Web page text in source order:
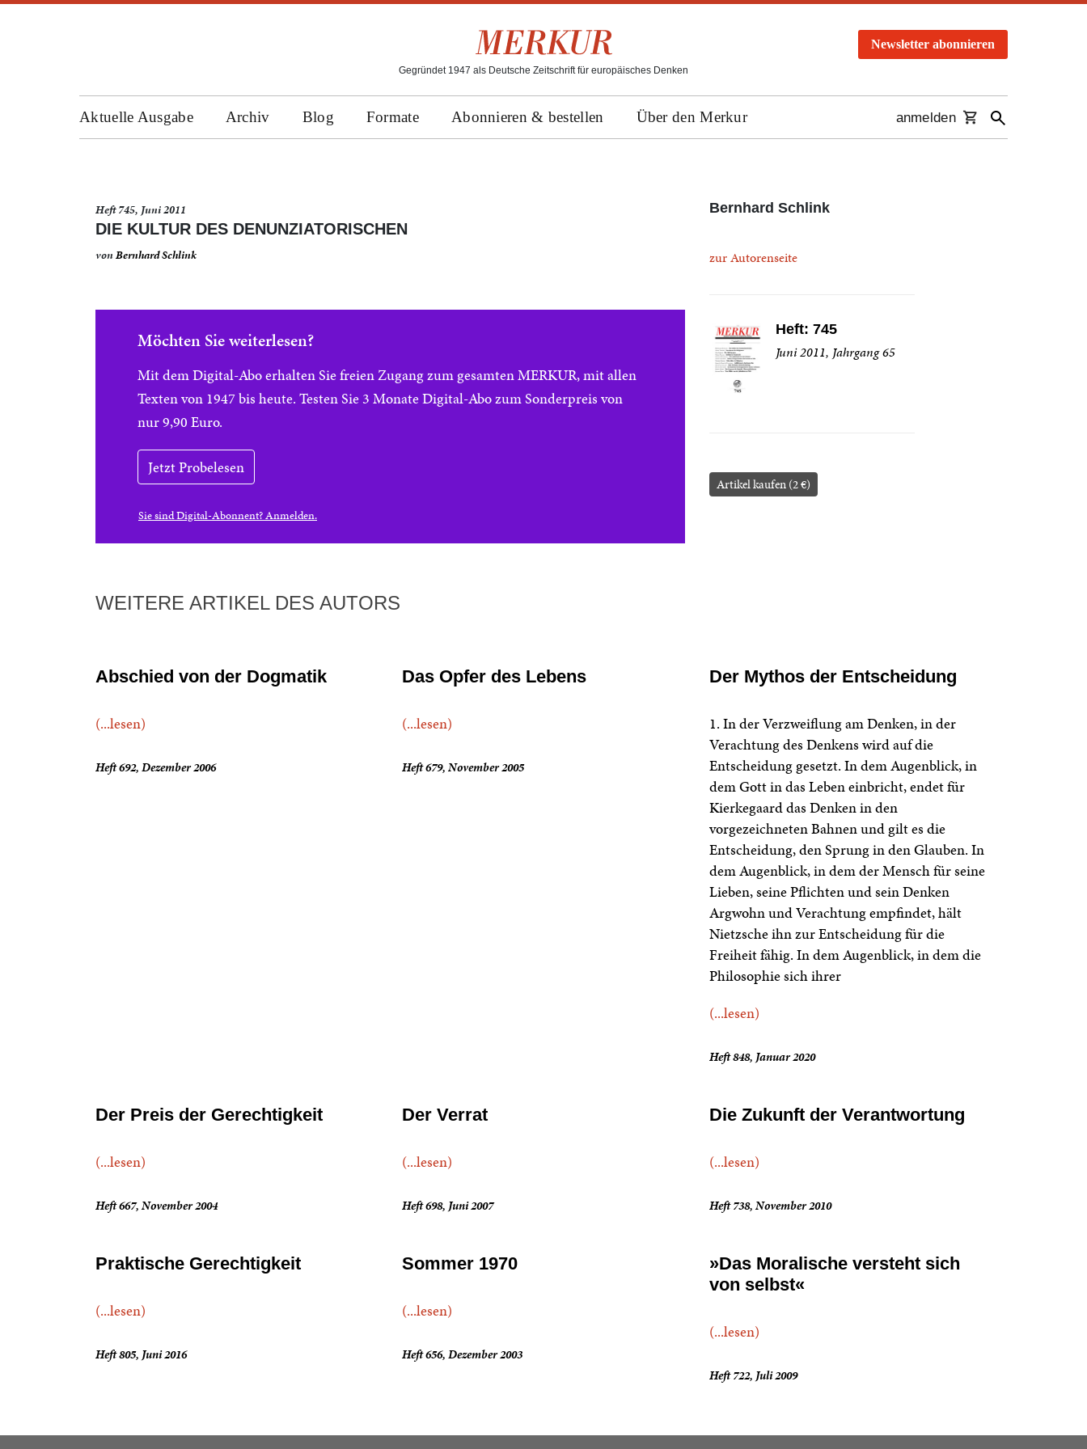
Gegründet 1947 als Deutsche Zeitschrift für europäisches Denken
Newsletter abonnieren
Aktuelle Ausgabe Archiv Blog Formate Abonnieren & bestellen Über den Merkur anmelden
Heft 745, Juni 2011
DIE KULTUR DES DENUNZIATORISCHEN
vonBernhard Schlink
Möchten Sie weiterlesen?
Mit dem Digital-Abo erhalten Sie freien Zugang zum gesamten MERKUR, mit allen
Texten von 1947 bis heute. Testen Sie 3 Monate Digital-Abo zum Sonderpreis von
nur 9,90 Euro.
Jetzt Probelesen
Sie sind Digital-Abonnent? Anmelden.
Bernhard Schlink
zur Autorenseite
Heft: 745
Juni 2011, Jahrgang 65
Artikel kaufen (2 €)
WEITERE ARTIKEL DES AUTORS
Abschied von der Dogmatik
(...lesen)
Heft 692, Dezember 2006
Das Opfer des Lebens
(...lesen)
Heft 679, November 2005
Der Mythos der Entscheidung
1. In der Verzweiflung am Denken, in der
Verachtung des Denkens wird auf die
Entscheidung gesetzt. In dem Augenblick, in
dem Gott in das Leben einbricht, endet für
Kierkegaard das Denken in den
vorgezeichneten Bahnen und gilt es die
Entscheidung, den Sprung in den Glauben. In
dem Augenblick, in dem der Mensch für seine
Lieben, seine Pflichten und sein Denken
Argwohn und Verachtung empfindet, hält
Nietzsche ihn zur Entscheidung für die
Freiheit fähig. In dem Augenblick, in dem die
Philosophie sich ihrer
(...lesen)
Heft 848, Januar 2020
Der Preis der Gerechtigkeit
(...lesen)
Heft 667, November 2004
Der Verrat
(...lesen)
Heft 698, Juni 2007
Die Zukunft der Verantwortung
(...lesen)
Heft 738, November 2010
Praktische Gerechtigkeit
(...lesen)
Heft 805, Juni 2016
Sommer 1970
(...lesen)
Heft 656, Dezember 2003
»Das Moralische versteht sich
von selbst«
(...lesen)
Heft 722, Juli 2009